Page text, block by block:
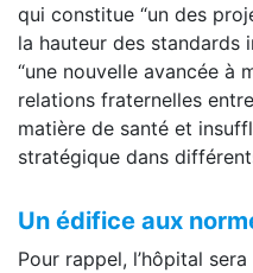
qui constitue “un des
la hauteur des standards
“une nouvelle avancée à
relations fraternelles
matière de santé et
stratégique dans
Un édifice aux
Pour rappel, l’hôpital